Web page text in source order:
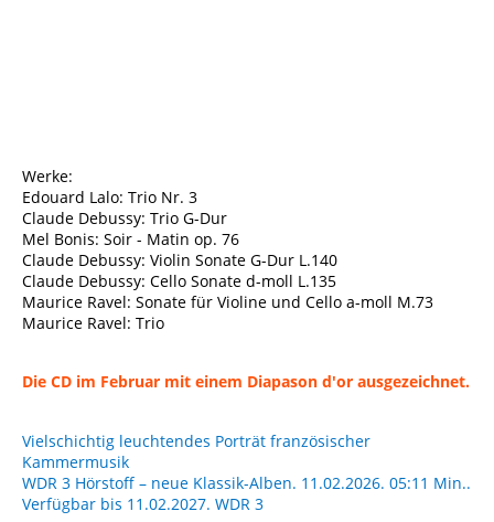
Werke:
Edouard Lalo: Trio Nr. 3
Claude Debussy: Trio G-Dur
Mel Bonis: Soir - Matin op. 76
Claude Debussy: Violin Sonate G-Dur L.140
Claude Debussy: Cello Sonate d-moll L.135
Maurice Ravel: Sonate für Violine und Cello a-moll M.73
Maurice Ravel: Trio
Die CD im Februar mit einem Diapason d'or ausgezeichnet.
Vielschichtig leuchtendes Porträt französischer
Kammermusik
WDR 3 Hörstoff – neue Klassik-Alben. 11.02.2026. 05:11 Min..
Verfügbar bis 11.02.2027. WDR 3